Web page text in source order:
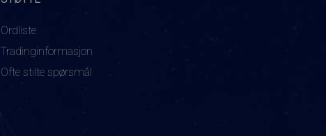
Ordliste
Tradinginformasjon
Ofte stilte spørsmål